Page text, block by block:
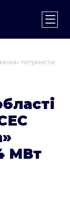
потужністю
МВт